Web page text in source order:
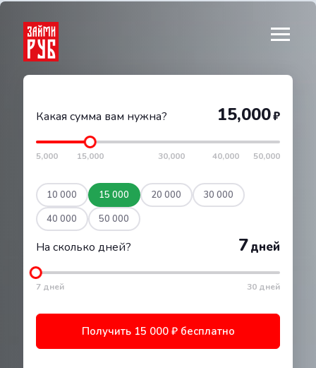
Какая сумма вам нужна? 15,000₽
5,000 15,000 30,000 40,000 50,000
10 000 15 000 20 000
30 000
40 000
50 000
На сколько дней? 7дней
7 дней 30 дней
Получить 15 000 ₽ бесплатно